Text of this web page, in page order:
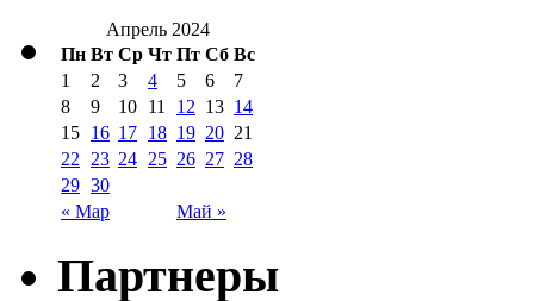
Апрель 2024
Пн Вт Ср Чт Пт Сб Вс
« Мар Май »
1 2 3 4 5 6
7
8
9 10 11 12 13 14
15 16 17 18 19 20 21
22
23 24 25 26 27 28
29 30
Партнеры